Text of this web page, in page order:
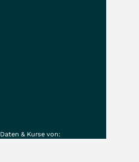
Daten & Kurse von: